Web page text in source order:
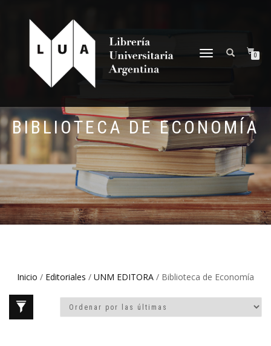
NAVEGACIÓN
0
BIBLIOTECA DE ECONOMÍA
Inicio / Editoriales / UNM EDITORA / Biblioteca de Economía